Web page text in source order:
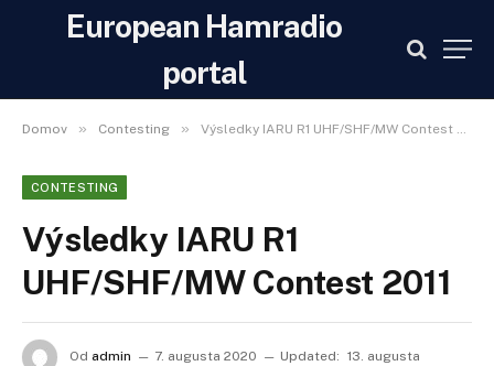
European Hamradio
portal
Domov » Contesting » Výsledky IARU R1 UHF/SHF/MW Contest 2011
CONTESTING
Výsledky IARU R1
UHF/SHF/MW Contest 2011
Od admin 7. augusta 2020 Updated: 13. augusta